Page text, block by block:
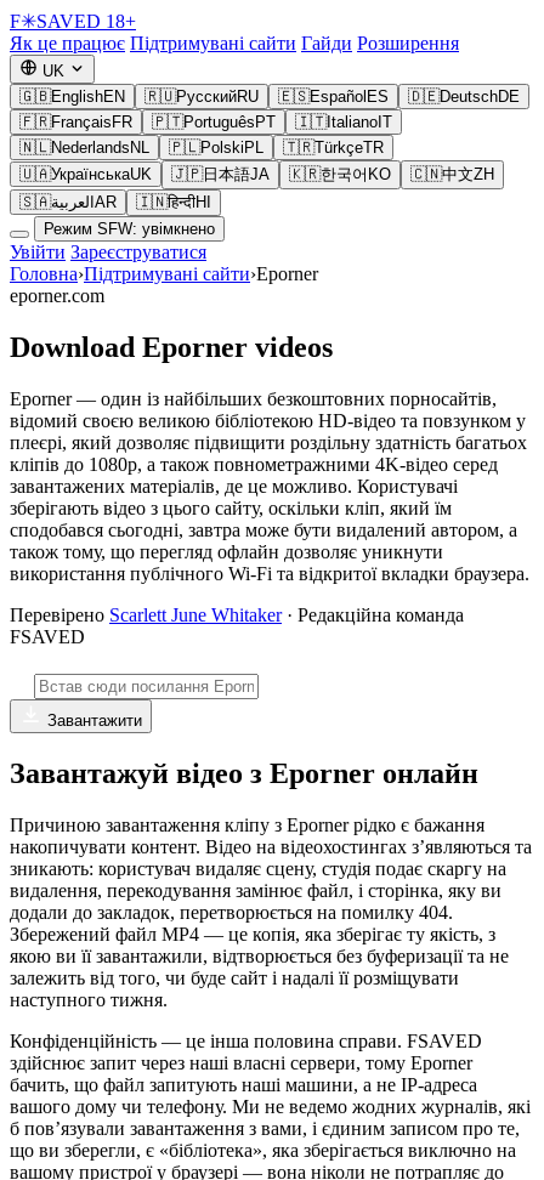
F✳SAVED 18+
Як це працює Підтримувані сайти Гайди Розширення
UK
🇬🇧EnglishEN 🇷🇺РусскийRU 🇪🇸Español ES 🇩🇪DeutschDE
🇫🇷Français FR 🇵🇹Português PT 🇮🇹Italiano IT
🇳🇱Nederlands NL 🇵🇱Polski PL 🇹🇷TürkçeTR
🇺🇦УкраїнськаUK 🇯🇵日本語JA 🇰🇷한국어 KO 🇨🇳中文ZH
🇸🇦العربية AR 🇮🇳हिन्दीHI
Режим SFW: увімкнено
Увійти Зареєструватися
Головна›Підтримувані сайти›Eporner
eporner.com
Download Eporner videos
Eporner — один із найбільших безкоштовних порносайтів,
відомий своєю великою бібліотекою HD-відео та повзунком у
плеєрі, який дозволяє підвищити роздільну здатність багатьох
кліпів до 1080p, а також повнометражними 4K-відео серед
завантажених матеріалів, де це можливо. Користувачі
зберігають відео з цього сайту, оскільки кліп, який їм
сподобався сьогодні, завтра може бути видалений автором, а
також тому, що перегляд офлайн дозволяє уникнути
використання публічного Wi-Fi та відкритої вкладки браузера.
Перевірено Scarlett June Whitaker· Редакційна команда
FSAVED
Завантажити
Завантажуй відео з Eporner онлайн
Причиною завантаження кліпу з Eporner рідко є бажання
накопичувати контент. Відео на відеохостингах з’являються та
зникають: користувач видаляє сцену, студія подає скаргу на
видалення, перекодування замінює файл, і сторінка, яку ви
додали до закладок, перетворюється на помилку 404.
Збережений файл MP4 — це копія, яка зберігає ту якість, з
якою ви її завантажили, відтворюється без буферизації та не
залежить від того, чи буде сайт і надалі її розміщувати
наступного тижня.
Конфіденційність — це інша половина справи. FSAVED
здійснює запит через наші власні сервери, тому Eporner
бачить, що файл запитують наші машини, а не IP-адреса
вашого дому чи телефону. Ми не ведемо жодних журналів, які
б пов’язували завантаження з вами, і єдиним записом про те,
що ви зберегли, є «бібліотека», яка зберігається виключно на
вашому пристрої у браузері — вона ніколи не потрапляє до